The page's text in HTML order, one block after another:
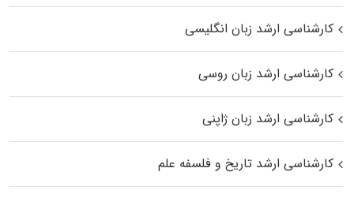
کارشناسی ارشد زبان انگلیسی
کارشناسی ارشد زبان روسی
کارشناسی ارشد زبان ژاپنی
کارشناسی ارشد تاریخ و فلسفه علم